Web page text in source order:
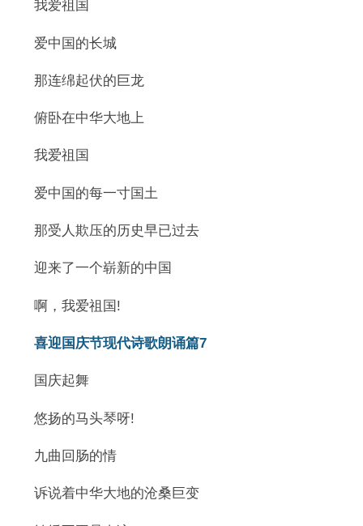
我爱祖国
爱中国的长城
那连绵起伏的巨龙
俯卧在中华大地上
我爱祖国
爱中国的每一寸国土
那受人欺压的历史早已过去
迎来了一个崭新的中国
啊，我爱祖国!
喜迎国庆节现代诗歌朗诵篇7
国庆起舞
悠扬的马头琴呀!
九曲回肠的情
诉说着中华大地的沧桑巨变